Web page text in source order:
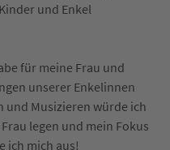
und Enkel
für meine Frau und
unserer Enkelinnen
und Musizieren würde ich
legen und mein Fokus
ich mich aus!